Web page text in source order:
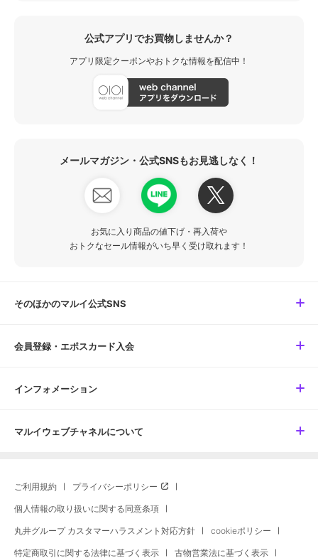
公式アプリでお買物しませんか？
アプリ限定クーポンやおトクな情報を配信中！
メールマガジン・公式SNSもお見逃しなく！
お気に入り商品の値下げ・再入荷や
おトクなセール情報がいち早く受け取れます！
そのほかのマルイ公式SNS
会員登録・エポスカード入会
インフォメーション
マルイウェブチャネルについて
ご利用規約 プライバシーポリシー
個人情報の取り扱いに関する同意条項
丸井グループ カスタマーハラスメント対応方針 cookieポリシー
特定商取引に関する法律に基づく表示 古物営業法に基づく表示